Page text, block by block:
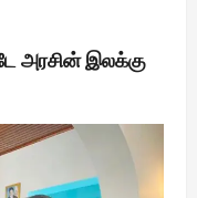
அரசின் இலக்கு